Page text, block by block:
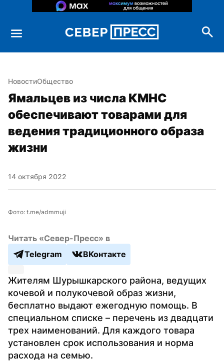
НовостиОбщество
Ямальцев из числа КМНС
обеспечивают товарами для
ведения традиционного образа
жизни
14 октября 2022
Фото: t.me/admmuji
Читать «Север-Пресс» в
Telegram
ВКонтакте
Жителям Шурышкарского района, ведущих
кочевой и полукочевой образ жизни,
бесплатно выдают ежегодную помощь. В
специальном списке – перечень из двадцати
трех наименований. Для каждого товара
установлен срок использования и норма
расхода на семью.